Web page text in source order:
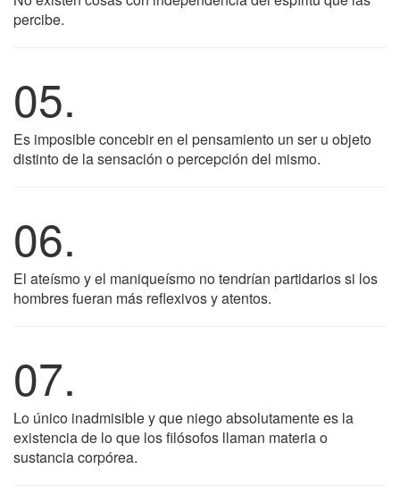
percibe.
05.
Es imposible concebir en el pensamiento un ser u objeto
distinto de la sensación o percepción del mismo.
06.
El ateísmo y el maniqueísmo no tendrían partidarios si los
hombres fueran más reflexivos y atentos.
07.
Lo único inadmisible y que niego absolutamente es la
existencia de lo que los filósofos llaman materia o
sustancia corpórea.